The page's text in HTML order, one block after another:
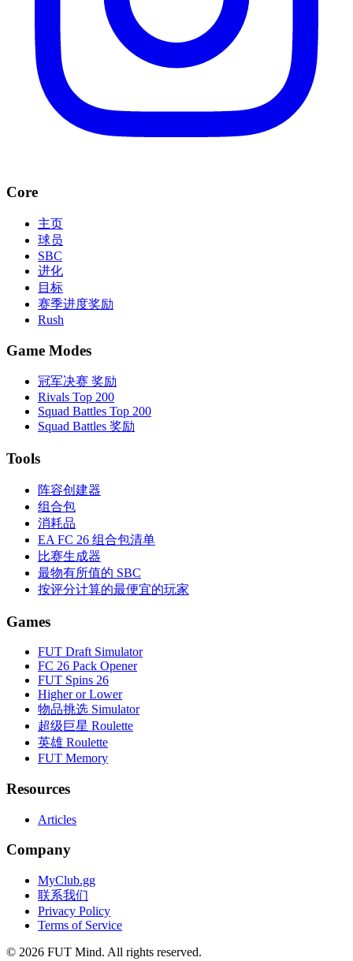
Core
主页
球员
SBC
进化
目标
赛季进度奖励
Rush
Game Modes
冠军决赛 奖励
Rivals Top 200
Squad Battles Top 200
Squad Battles 奖励
Tools
阵容创建器
组合包
消耗品
EA FC 26 组合包清单
比赛生成器
最物有所值的 SBC
按评分计算的最便宜的玩家
Games
FUT Draft Simulator
FC 26 Pack Opener
FUT Spins 26
Higher or Lower
物品挑选 Simulator
超级巨星 Roulette
英雄 Roulette
FUT Memory
Resources
Articles
Company
MyClub.gg
联系我们
Privacy Policy
Terms of Service
© 2026 FUT Mind. All rights reserved.